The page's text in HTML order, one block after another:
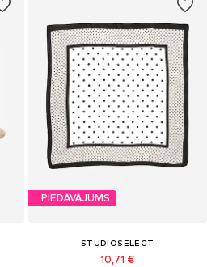
PIEDĀVĀJUMS
STUDIOSELECT
10,71 €